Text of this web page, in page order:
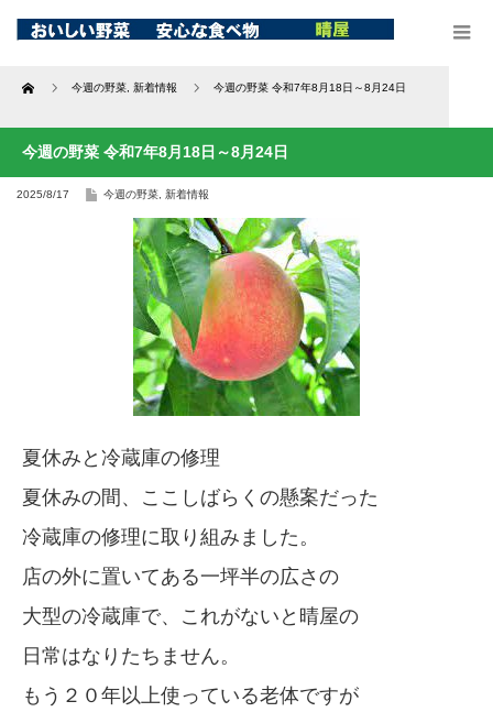
Home 今週の野菜 新着情報 今週の野菜 令和7年8月18日～8月24日
今週の野菜 令和7年8月18日～8月24日
2025/8/17 今週の野菜 新着情報
夏休みと冷蔵庫の修理
夏休みの間、ここしばらくの懸案だった
冷蔵庫の修理に取り組みました。
店の外に置いてある一坪半の広さの
大型の冷蔵庫で、これがないと晴屋の
日常はなりたちません。
もう２０年以上使っている老体ですが